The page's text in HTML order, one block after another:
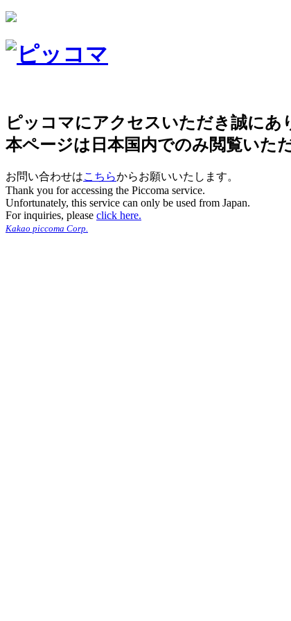
ピッコマにアクセスいただき誠にあ
本ページは日本国内でのみ閲覧いた
お問い合わせはこちらからお願いいたします。
Thank you for accessing the Piccoma service.
Unfortunately, this service can only be used from Japan.
For inquiries, please click here.
Kakao piccoma Corp.